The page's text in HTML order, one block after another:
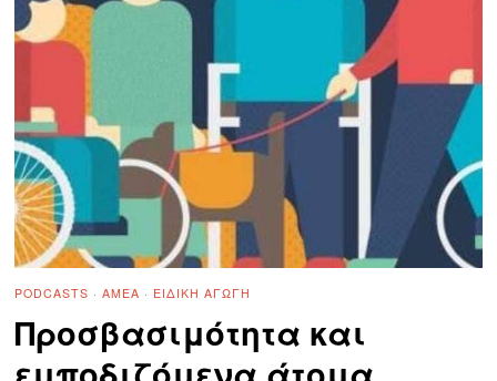
PODCASTS · ΑΜΕΑ · ΕΙΔΙΚΉ ΑΓΩΓΉ
Προσβασιμότητα και